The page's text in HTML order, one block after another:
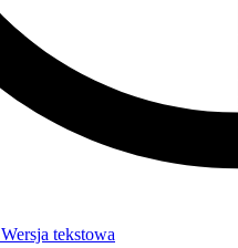
Wersja tekstowa